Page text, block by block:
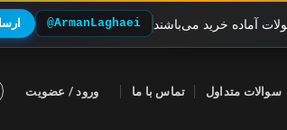
آماده خرید می‌باشند @ArmanLaghaei
سوالات متداول تماس با ما ورود / عضویت